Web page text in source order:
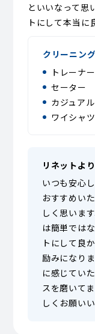
といいなって思
トにして本当に
クリーニン
トレーナ
セーター
カジュア
ワイシャ
リネットより
いつも安心
おすすめい
しく思いま
は簡単では
トにして良
励みになり
に感じてい
スを磨いて
しくお願い